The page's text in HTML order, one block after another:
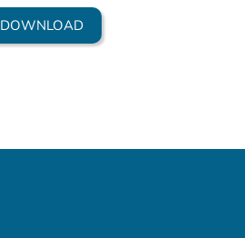
DOWNLOAD